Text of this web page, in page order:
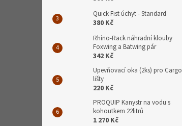
Quick Fist úchyt - Standard
380 Kč
Rhino-Rack náhradní klouby
Foxwing a Batwing pár
342 Kč
Upevňovací oka (2ks) pro Cargo
lišty
220 Kč
PROQUIP Kanystr na vodu s
kohoutkem 22litrů
1 270 Kč